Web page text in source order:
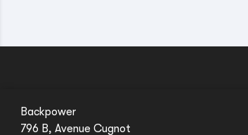
Backpower
796 B, Avenue Cugnot